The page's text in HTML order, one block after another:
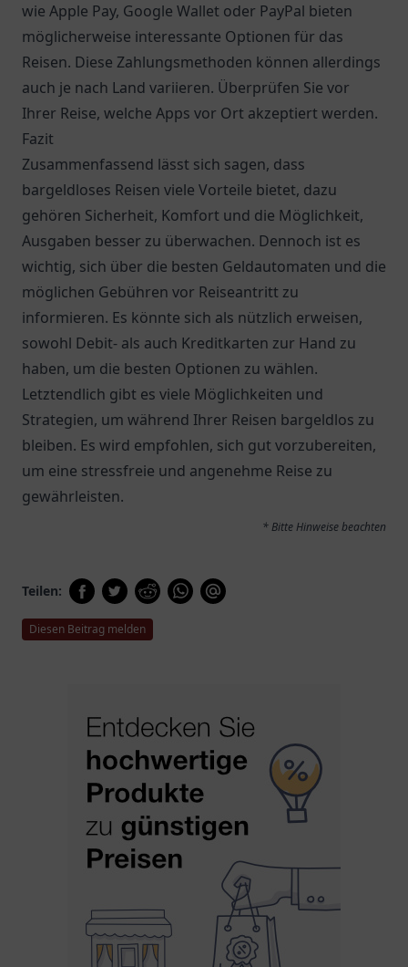
wie Apple Pay, Google Wallet oder PayPal bieten
möglicherweise interessante Optionen für das
Reisen. Diese Zahlungsmethoden können allerdings
auch je nach Land variieren. Überprüfen Sie vor
Ihrer Reise, welche Apps vor Ort akzeptiert werden.
Fazit
Zusammenfassend lässt sich sagen, dass
bargeldloses Reisen viele Vorteile bietet, dazu
gehören Sicherheit, Komfort und die Möglichkeit,
Ausgaben besser zu überwachen. Dennoch ist es
wichtig, sich über die besten Geldautomaten und die
möglichen Gebühren vor Reiseantritt zu
informieren. Es könnte sich als nützlich erweisen,
sowohl Debit- als auch Kreditkarten zur Hand zu
haben, um die besten Optionen zu wählen.
Letztendlich gibt es viele Möglichkeiten und
Strategien, um während Ihrer Reisen bargeldlos zu
bleiben. Es wird empfohlen, sich gut vorzubereiten,
um eine stressfreie und angenehme Reise zu
gewährleisten.
* Bitte Hinweise beachten
Teilen:
Diesen Beitrag melden